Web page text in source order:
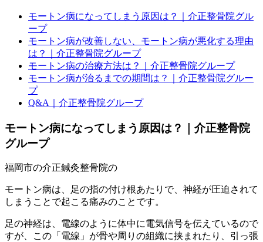
モートン病になってしまう原因は？｜介正整骨院グル
ープ
モートン病が改善しない、モートン病が悪化する理由
は？｜介正整骨院グループ
モートン病の治療方法は？｜介正整骨院グループ
モートン病が治るまでの期間は？｜介正整骨院グルー
プ
Q&A｜介正整骨院グループ
モートン病になってしまう原因は？｜介正整骨院
グループ
モートン病は、足の指の付け根あたりで、神経が圧迫されて
しまうことで起こる痛みのことです。
足の神経は、電線のように体中に電気信号を伝えているので
すが、この「電線」が骨や周りの組織に挟まれたり、引っ張